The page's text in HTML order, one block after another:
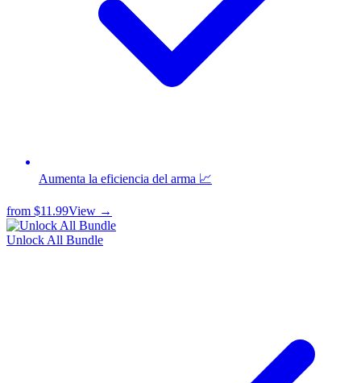
Aumenta la eficiencia del arma 📈
from $11.99View →
Unlock All Bundle